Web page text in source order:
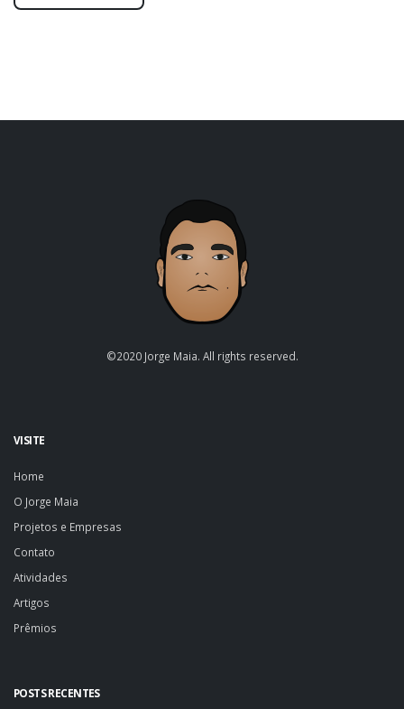
©2020 Jorge Maia. All rights reserved.
VISITE
Home
O Jorge Maia
Projetos e Empresas
Contato
Atividades
Artigos
Prêmios
POSTS RECENTES